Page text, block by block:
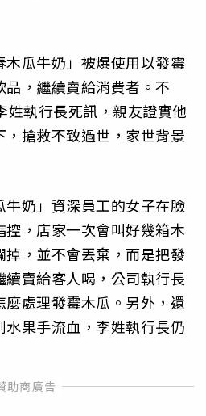
瓜牛奶」被爆使用以發霉
，繼續賣給消費者。不
姓執行長死訊，親友證實他
搶救不致過世，家世背景
奶」資深員工的女子在臉
，店家一次會叫好幾箱木
，並不會丟棄，而是把發
賣給客人喝，公司執行長
處理發霉木瓜。另外，還
果手流血，李姓執行長仍